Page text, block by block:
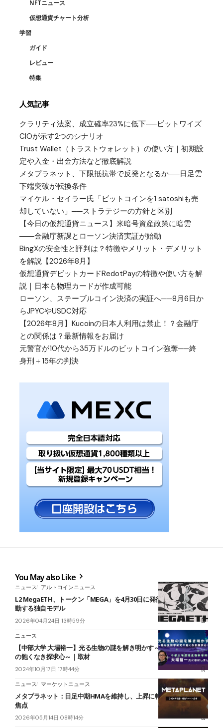
NFTニュース
仮想通貨チャート分析
学習
ガイド
レビュー
特集
人気記事
クラリティ法案、成立確率23%に低下──ビットワイズ
CIOが示す2つのシナリオ
Trust Wallet（トラストウォレット）の使い方｜初期設
定や入金・出金方法など徹底解説
メタプラネット、下限抵抗帯で反発となるか──日足雲
下端突破が転換条件
マイケル・セイラー氏「ビットコインを1 satoshiも売
却していない」──ストラテジーの方針と区別
【今日の仮想通貨ニュース】米暗号資産政策に暗雲
――金融庁新課とローソン決済実証が始動
BingXの安全性と評判は？特徴やメリット・デメリット
を解説【2026年8月】
仮想通貨デビットカードRedotPayの特徴や使い方を解
説｜日本も物理カードが作成可能
ローソン、ステーブルコイン決済の実証へ──8月6日か
らJPYCやUSDC対応
【2026年8月】Kucoinの日本人利用は禁止！？金融庁
との関係は？最新情報をお届け
元警官が10代から35万ドルのビットコイン強奪──終
身刑＋15年の判決
You May also Like
ニュース アルトコインニュース
L2 MegaETH、トークン「MEGA」を4月30日に発行──KPI達成で発
動する独自モデル
2026年04月24日 13時59分
ニュース
【中部大学 大場裕一】光る生物の謎を解き明かす～発光生物学研究
の飽くなき探求心～｜取材
2024年10月17日 17時44分
ニュース マーケットニュース
メタプラネット：日足中期HMAを維持し、上昇に転じるかが直近の
焦点
2026年05月14日 08時14分